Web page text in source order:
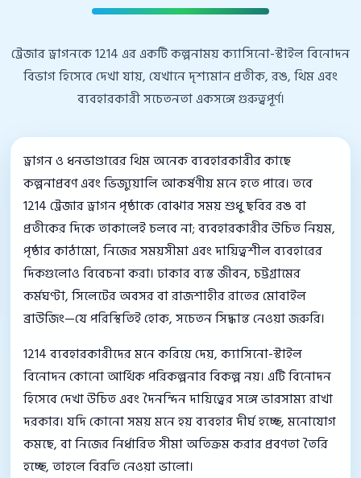
ট্রেজার ড্রাগনকে 1214 এর একটি কল্পনাময় ক্যাসিনো-স্টাইল বিনোদন
বিভাগ হিসেবে দেখা যায়, যেখানে দৃশ্যমান প্রতীক, রঙ, থিম এবং
ব্যবহারকারী সচেতনতা একসঙ্গে গুরুত্বপূর্ণ।
ড্রাগন ও ধনভাণ্ডারের থিম অনেক ব্যবহারকারীর কাছে
কল্পনাপ্রবণ এবং ভিজ্যুয়ালি আকর্ষণীয় মনে হতে পারে। তবে
1214 ট্রেজার ড্রাগন পৃষ্ঠাকে বোঝার সময় শুধু ছবির রঙ বা
প্রতীকের দিকে তাকালেই চলবে না; ব্যবহারকারীর উচিত নিয়ম,
পৃষ্ঠার কাঠামো, নিজের সময়সীমা এবং দায়িত্বশীল ব্যবহারের
দিকগুলোও বিবেচনা করা। ঢাকার ব্যস্ত জীবন, চট্টগ্রামের
কর্মঘণ্টা, সিলেটের অবসর বা রাজশাহীর রাতের মোবাইল
ব্রাউজিং—যে পরিস্থিতিই হোক, সচেতন সিদ্ধান্ত নেওয়া জরুরি।
1214 ব্যবহারকারীদের মনে করিয়ে দেয়, ক্যাসিনো-স্টাইল
বিনোদন কোনো আর্থিক পরিকল্পনার বিকল্প নয়। এটি বিনোদন
হিসেবে দেখা উচিত এবং দৈনন্দিন দায়িত্বের সঙ্গে ভারসাম্য রাখা
দরকার। যদি কোনো সময় মনে হয় ব্যবহার দীর্ঘ হচ্ছে, মনোযোগ
কমছে, বা নিজের নির্ধারিত সীমা অতিক্রম করার প্রবণতা তৈরি
হচ্ছে, তাহলে বিরতি নেওয়া ভালো।